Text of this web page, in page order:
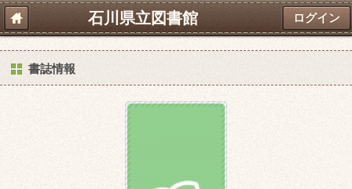
石川県立図書館 ログイン
書誌情報